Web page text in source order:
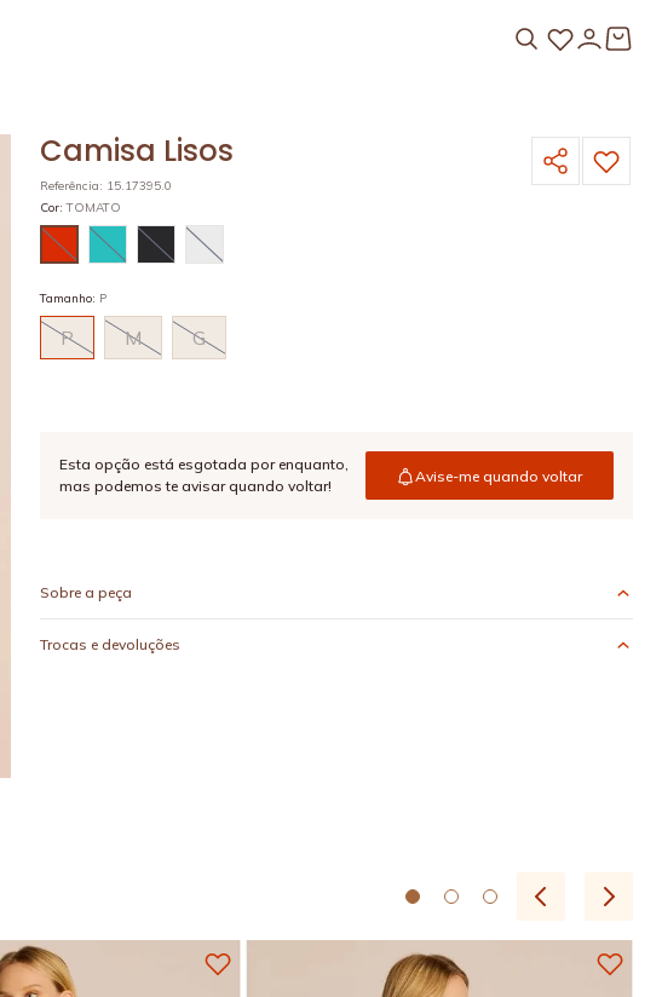
Camisa Lisos
Referência: 15.17395.0
Cor: TOMATO
Tamanho: P
P M G
Esta opção está esgotada por enquanto,
mas podemos te avisar quando voltar!
Avise-me quando voltar
Sobre a peça
Trocas e devoluções